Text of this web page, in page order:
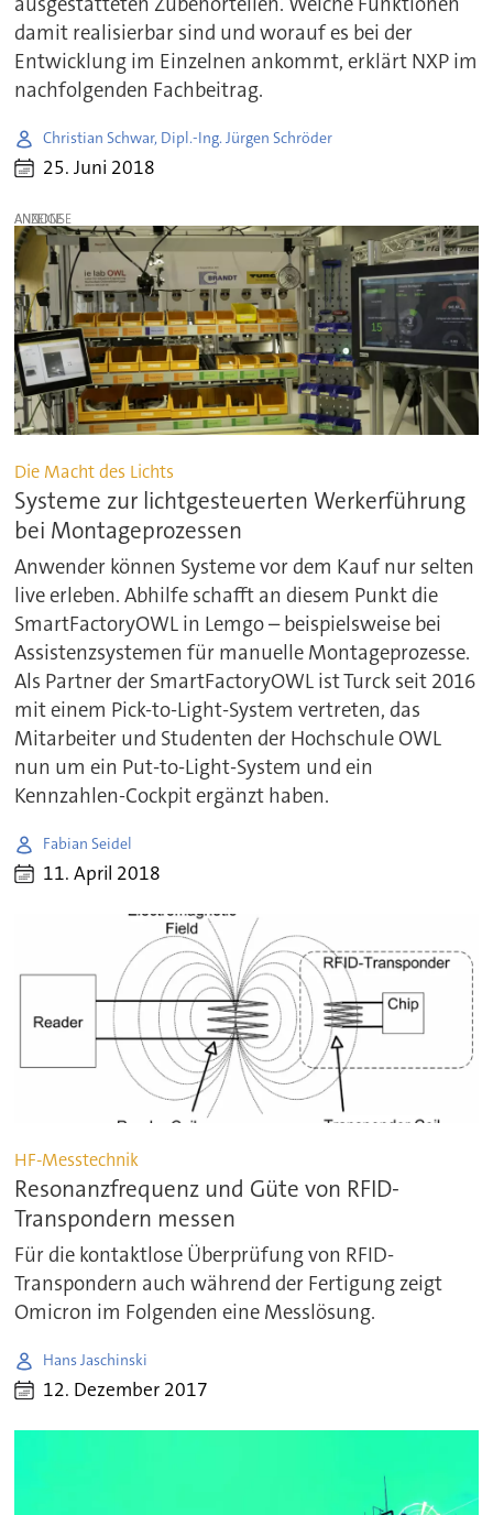
damit realisierbar sind und worauf es bei der
Entwicklung im Einzelnen ankommt, erklärt NXP im
nachfolgenden Fachbeitrag.
Christian Schwar, Dipl.-Ing. Jürgen Schröder
25. Juni 2018
ANZEIGE
Die Macht des Lichts
Systeme zur lichtgesteuerten Werkerführung
bei Montageprozessen
Anwender können Systeme vor dem Kauf nur selten
live erleben. Abhilfe schafft an diesem Punkt die
SmartFactoryOWL in Lemgo – beispielsweise bei
Assistenzsystemen für manuelle Montageprozesse.
Als Partner der SmartFactoryOWL ist Turck seit 2016
mit einem Pick-to-Light-System vertreten, das
Mitarbeiter und Studenten der Hochschule OWL
nun um ein Put-to-Light-System und ein
Kennzahlen-Cockpit ergänzt haben.
Fabian Seidel
11. April 2018
HF-Messtechnik
Resonanzfrequenz und Güte von RFID-
Transpondern messen
Für die kontaktlose Überprüfung von RFID-
Transpondern auch während der Fertigung zeigt
Omicron im Folgenden eine Messlösung.
Hans Jaschinski
12. Dezember 2017